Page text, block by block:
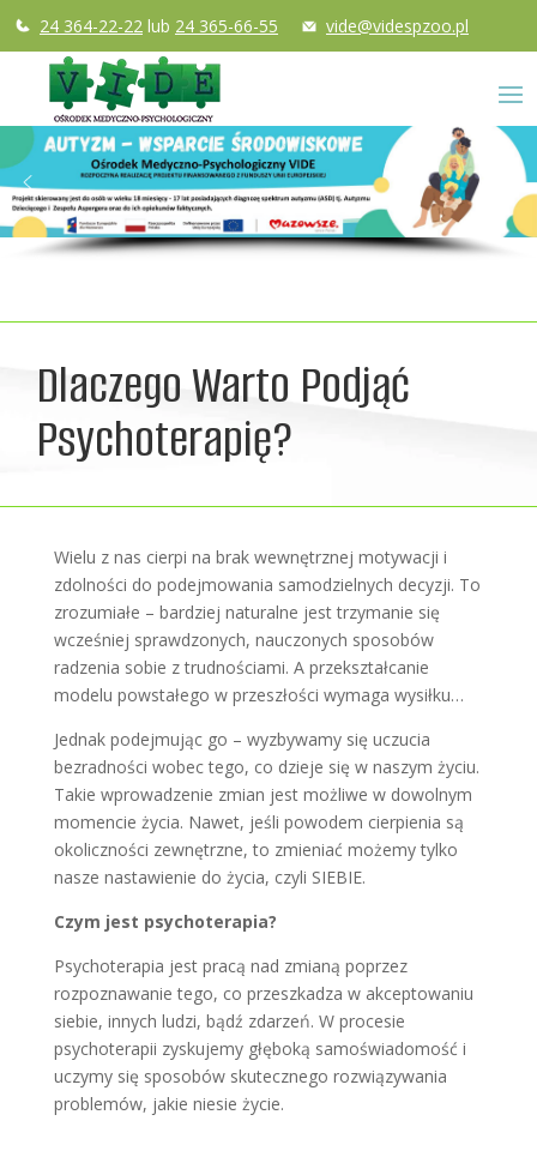
24 364-22-22 lub 24 365-66-55 vide@videspzoo.pl
Dlaczego Warto Podjąć
Psychoterapię?
Wielu z nas cierpi na brak wewnętrznej motywacji i
zdolności do podejmowania samodzielnych decyzji. To
zrozumiałe – bardziej naturalne jest trzymanie się
wcześniej sprawdzonych, nauczonych sposobów
radzenia sobie z trudnościami. A przekształcanie
modelu powstałego w przeszłości wymaga wysiłku…
Jednak podejmując go – wyzbywamy się uczucia
bezradności wobec tego, co dzieje się w naszym życiu.
Takie wprowadzenie zmian jest możliwe w dowolnym
momencie życia. Nawet, jeśli powodem cierpienia są
okoliczności zewnętrzne, to zmieniać możemy tylko
nasze nastawienie do życia, czyli SIEBIE.
Czym jest psychoterapia?
Psychoterapia jest pracą nad zmianą poprzez
rozpoznawanie tego, co przeszkadza w akceptowaniu
siebie, innych ludzi, bądź zdarzeń. W procesie
psychoterapii zyskujemy głęboką samoświadomość i
uczymy się sposobów skutecznego rozwiązywania
problemów, jakie niesie życie.